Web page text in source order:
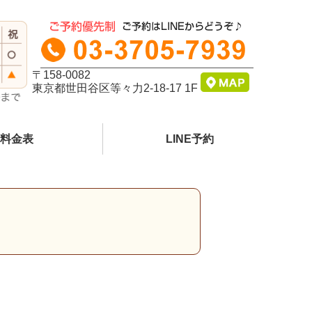
〒158-0082
東京都世田谷区等々力2-18-17 1F
料金表 LINE予約